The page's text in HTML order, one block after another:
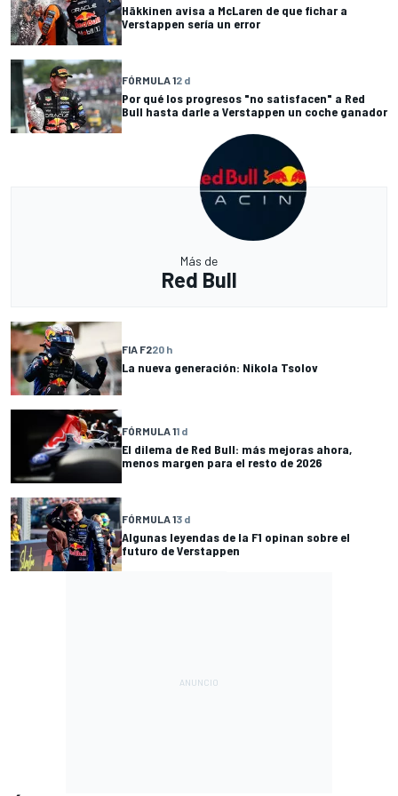
Häkkinen avisa a McLaren de que fichar a
Verstappen sería un error
FÓRMULA 12 d
Por qué los progresos "no satisfacen" a Red
Bull hasta darle a Verstappen un coche ganador
Más de
Red Bull
FIA F220 h
La nueva generación: Nikola Tsolov
FÓRMULA 11 d
El dilema de Red Bull: más mejoras ahora,
menos margen para el resto de 2026
FÓRMULA 13 d
Algunas leyendas de la F1 opinan sobre el
futuro de Verstappen